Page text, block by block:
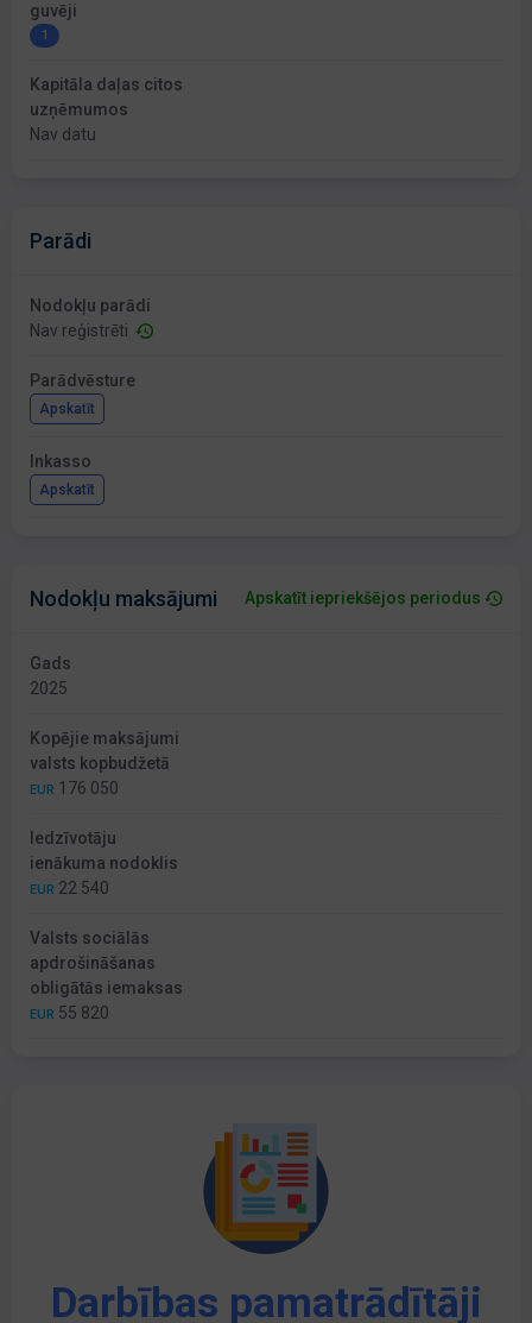
guvēji
1
Kapitāla daļas citos
uzņēmumos
Nav datu
Parādi
Nodokļu parādi
Nav reģistrēti
Parādvēsture
Apskatīt
Inkasso
Apskatīt
Nodokļu maksājumi Apskatīt iepriekšējos periodus
Gads
2025
Kopējie maksājumi
valsts kopbudžetā
EUR 176 050
Iedzīvotāju
ienākuma nodoklis
EUR 22 540
Valsts sociālās
apdrošināšanas
obligātās iemaksas
EUR 55 820
Darbības pamatrādītāji